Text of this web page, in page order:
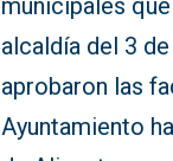
municipales
alcaldía del 3
aprobaron las
Ayuntamiento